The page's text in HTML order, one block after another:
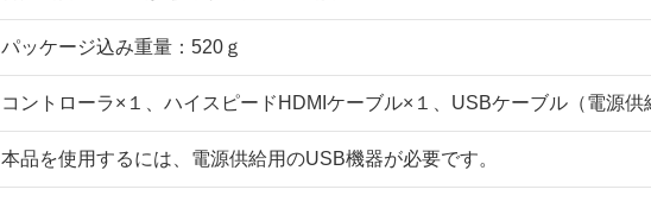
パッケージ込み重量：520ｇ
コントローラ×１、ハイスピードHDMIケーブル×１、USBケーブル（電源供
本品を使用するには、電源供給用のUSB機器が必要です。